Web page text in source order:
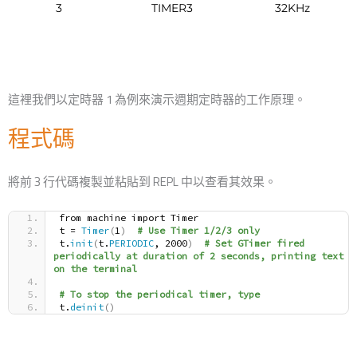
3 TIMER3 32KHz
這裡我們以定時器 1 為例來演示週期定時器的工作原理。
程式碼
將前 3 行代碼複製並粘貼到 REPL 中以查看其效果。
from machine import Timer
t = Timer (1)
# Use Timer 1/2/3 only
t.init (t.PERIODIC , 2000)
# Set GTimer fired
periodically at duration of 2 seconds, printing text
on the terminal
# To stop the periodical timer, type
t. deinit ()